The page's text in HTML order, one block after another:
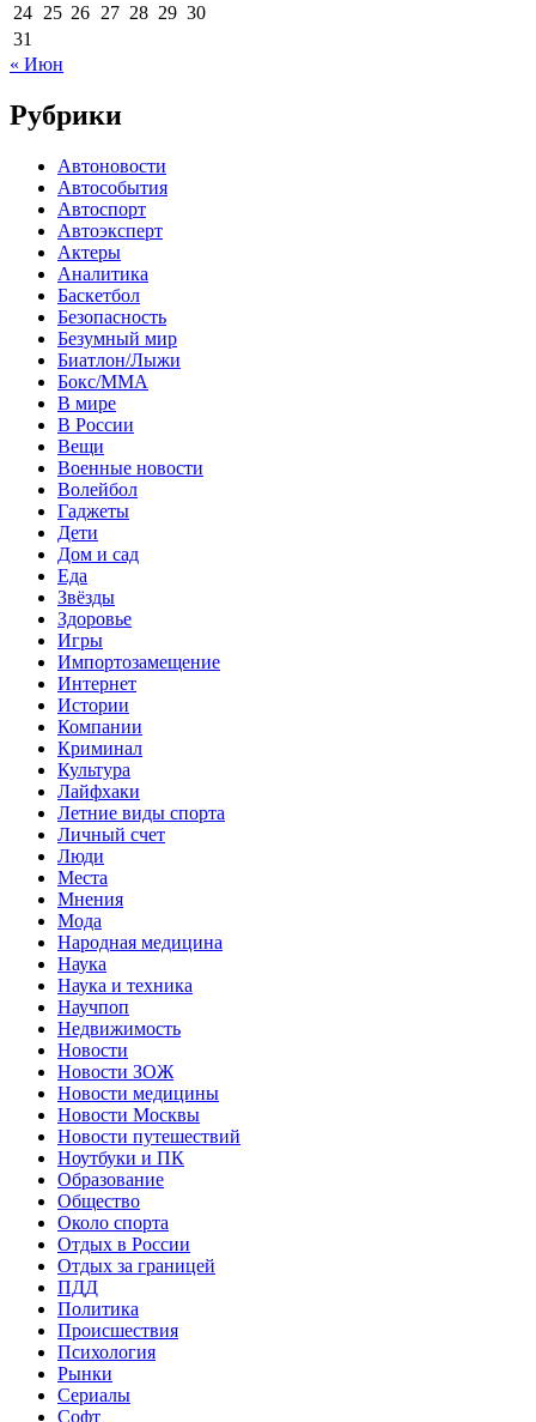
24 25 26 27 28 29 30
31
« Июн
Рубрики
Автоновости
Автособытия
Автоспорт
Автоэксперт
Актеры
Аналитика
Баскетбол
Безопасность
Безумный мир
Биатлон/Лыжи
Бокс/MMA
В мире
В России
Вещи
Военные новости
Волейбол
Гаджеты
Дети
Дом и сад
Еда
Звёзды
Здоровье
Игры
Импортозамещение
Интернет
Истории
Компании
Криминал
Культура
Лайфхаки
Летние виды спорта
Личный счет
Люди
Места
Мнения
Мода
Народная медицина
Наука
Наука и техника
Научпоп
Недвижимость
Новости
Новости ЗОЖ
Новости медицины
Новости Москвы
Новости путешествий
Ноутбуки и ПК
Образование
Общество
Около спорта
Отдых в России
Отдых за границей
ПДД
Политика
Происшествия
Психология
Рынки
Сериалы
Софт